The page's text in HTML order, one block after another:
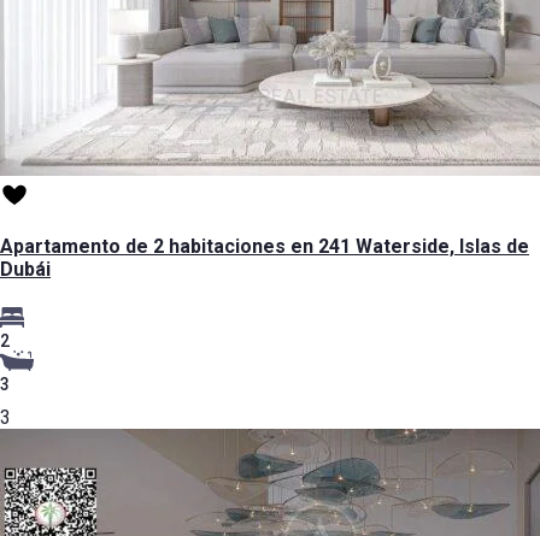
Apartamento de 2 habitaciones en 241 Waterside, Islas de
Dubái
2
3
3